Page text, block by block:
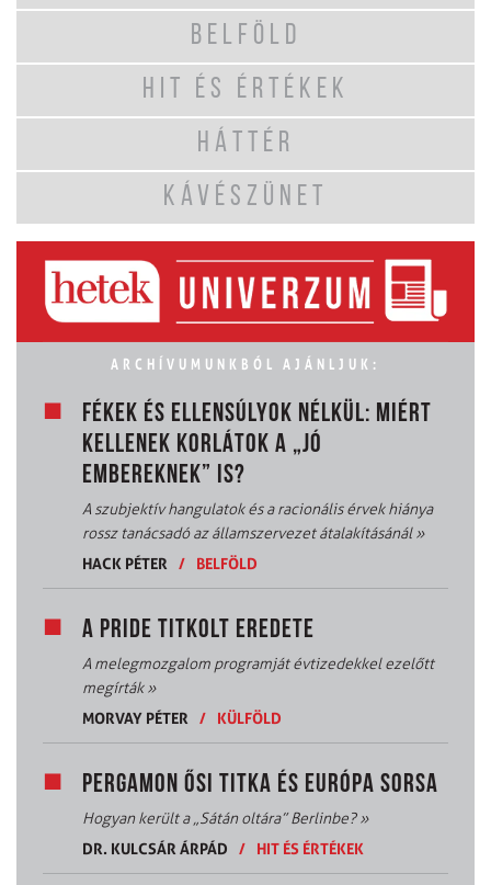
BELFÖLD
HIT ÉS ÉRTÉKEK
HÁTTÉR
KÁVÉSZÜNET
ARCHÍVUMUNKBÓL AJÁNLJUK:
FÉKEK ÉS ELLENSÚLYOK NÉLKÜL: MIÉRT
KELLENEK KORLÁTOK A „JÓ
EMBEREKNEK” IS?
A szubjektív hangulatok és a racionális érvek hiánya
rossz tanácsadó az államszervezet átalakításánál»
HACK PÉTER
/ BELFÖLD
A PRIDE TITKOLT EREDETE
A melegmozgalom programját évtizedekkel ezelőtt
megírták»
MORVAY PÉTER
/ KÜLFÖLD
PERGAMON ŐSI TITKA ÉS EURÓPA SORSA
Hogyan került a „Sátán oltára” Berlinbe?»
DR. KULCSÁR ÁRPÁD
/ HIT ÉS ÉRTÉKEK